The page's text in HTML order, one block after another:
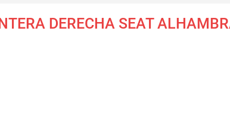
DERECHA SEAT